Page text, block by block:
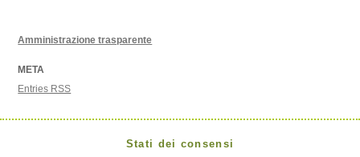
Amministrazione trasparente
META
Entries RSS
Stati dei consensi